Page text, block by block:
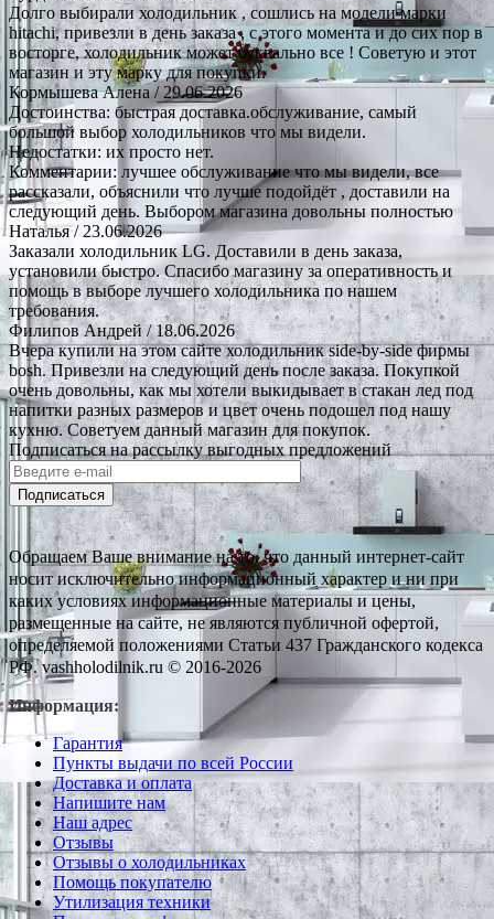
Долго выбирали холодильник , сошлись на модели марки
hitachi, привезли в день заказа , с этого момента и до сих пор в
восторге, холодильник может буквально все ! Советую и этот
магазин и эту марку для покупки.
Кормышева Алена/ 29.06.2026
Достоинства: быстрая доставка.обслуживание, самый
большой выбор холодильников что мы видели.
Недостатки: их просто нет.
Комментарии: лучшее обслуживание что мы видели, все
рассказали, объяснили что лучше подойдёт , доставили на
следующий день. Выбором магазина довольны полностью
Наталья/ 23.06.2026
Заказали холодильник LG. Доставили в день заказа,
установили быстро. Спасибо магазину за оперативность и
помощь в выборе лучшего холодильника по нашем
требования.
Филипов Андрей/ 18.06.2026
Вчера купили на этом сайте холодильник side-by-side фирмы
bosh. Привезли на следующий день после заказа. Покупкой
очень довольны, как мы хотели выкидывает в стакан лед под
напитки разных размеров и цвет очень подошел под нашу
кухню. Советуем данный магазин для покупок.
Подписаться на рассылку выгодных предложений
Подписаться
Обращаем Ваше внимание на то, что данный интернет-сайт
носит исключительно информационный характер и ни при
каких условиях информационные материалы и цены,
размещенные на сайте, не являются публичной офертой,
определяемой положениями Статьи 437 Гражданского кодекса
РФ. vashholodilnik.ru © 2016-2026
Информация:
Гарантия
Пункты выдачи по всей России
Доставка и оплата
Напишите нам
Наш адрес
Отзывы
Отзывы о холодильниках
Помощь покупателю
Утилизация техники